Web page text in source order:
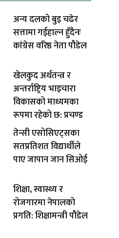
अन्य दलको बुइ चढेर
सत्तामा गईहाल्न हुँदैनः
कांग्रेस वरिष्ठ नेता पौडेल
खेलकुद अर्थतन्त्र र
अन्तर्राष्ट्रिय भाइचारा
विकासको माध्यमका
रूपमा रहेको छ: प्रचण्ड
तेन्सी एसोसिएट्सका
सतप्रतिशत विद्यार्थीले
पाए जापान जान सिओई
शिक्षा, स्वास्थ्य र
रोजगारमा नेपालको
प्रगति: शिक्षामन्त्री पौडेल